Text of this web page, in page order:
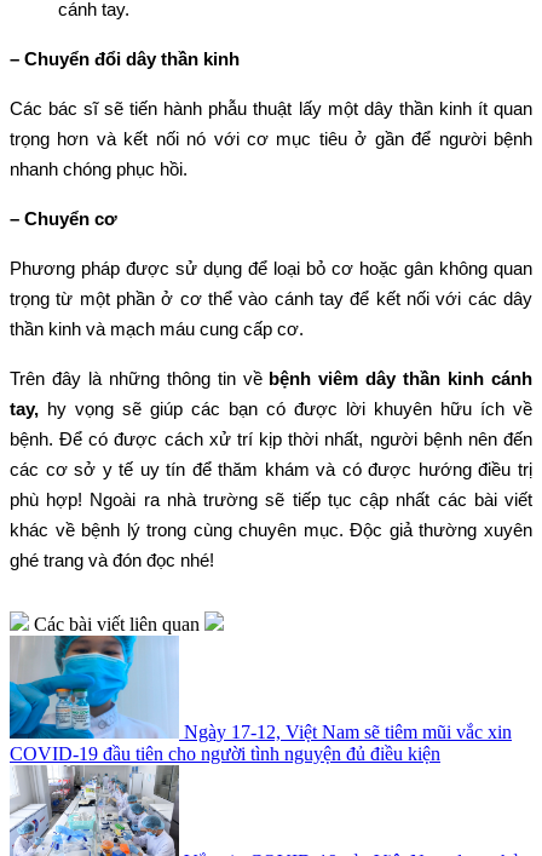
cánh tay.
– Chuyển đổi dây thần kinh
Các bác sĩ sẽ tiến hành phẫu thuật lấy một dây thần kinh ít quan
trọng hơn và kết nối nó với cơ mục tiêu ở gần để người bệnh
nhanh chóng phục hồi.
– Chuyển cơ
Phương pháp được sử dụng để loại bỏ cơ hoặc gân không quan
trọng từ một phần ở cơ thể vào cánh tay để kết nối với các dây
thần kinh và mạch máu cung cấp cơ.
Trên đây là những thông tin về bệnh viêm dây thần kinh cánh
tay, hy vọng sẽ giúp các bạn có được lời khuyên hữu ích về
bệnh. Để có được cách xử trí kịp thời nhất, người bệnh nên đến
các cơ sở y tế uy tín để thăm khám và có được hướng điều trị
phù hợp! Ngoài ra nhà trường sẽ tiếp tục cập nhất các bài viết
khác về bệnh lý trong cùng chuyên mục. Độc giả thường xuyên
ghé trang và đón đọc nhé!
Các bài viết liên quan
Ngày 17-12, Việt Nam sẽ tiêm mũi vắc xin
COVID-19 đầu tiên cho người tình nguyện đủ điều kiện